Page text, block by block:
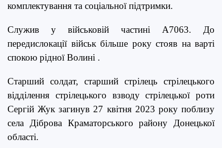
комплектування та соціальної підтримки.
Служив у військовій частині А7063. До
передислокації військ більше року стояв на варті
спокою рідної Волині .
Старший солдат, старший стрілець стрілецького
відділення стрілецького взводу стрілецької роти
Сергій Жук загинув 27 квітня 2023 року поблизу
села Діброва Краматорського району Донецької
області.